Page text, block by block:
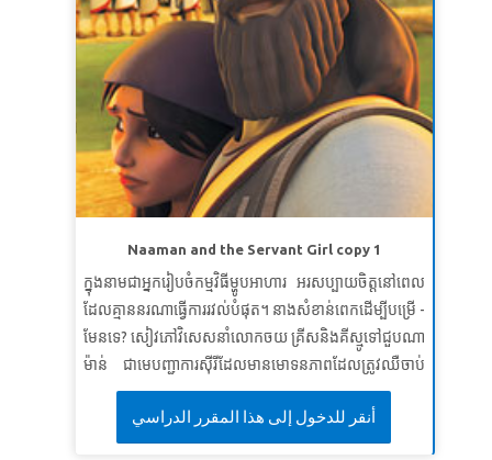
មេរៀនទី ១: បម្រើព្រះនៅថ្ងៃនេះ
សេចក្តីពិតវិសេស៖
ខ្ញុំអាចបម្រើព្រះនៅថ្ងៃនេះ។
ខគម្ពីរវិសេស៖
“ កុំ​ឲ្យ​អ្នក​ណា​មើល​ងាយ​អ្នក ដោយ​ព្រោះ​នៅ​ក្មេង​
នោះ​ឡើយ។ ចូរ​ធ្វើ​ជា​គំរូ​ដល់​ពួក​អ្នក​ជឿ ដោយ​ពាក្យ​សំដី កិរិយា​
ប្រព្រឹត្ត សេចក្ដី​ស្រឡាញ់ សេចក្ដី​ជំនឿ នឹង​សេចក្ដី​បរិសុទ្ធ។
ធីម៉ូថេទី ១ ៤:១២ (អិនអិលធី)
មេរៀនទី ២ : ស្តាប់និងគោរពប្រតិបត្តិតាមព្រះសូសៀង
ស្តាប់បង្គាប់តាមទ្រង់។
ខគម្ពីរវិសេស៖លំដាប់​នោះ ព្រះ​យេហូវ៉ា​ទ្រង់​យាង​មក​ឈរ ហៅ​
ដូច​ជា​ជាន់​មុន​ថា“ សាំយូអែល! នែ​សាំយូអែល​អើយ នោះ​
សាំយូអែល​ទូល​ឆ្លើយ​ថា ៖ «សូម​ទ្រង់​មាន​បន្ទូល​មក​ចុះ ដ្បិត​ទូល​
សាំយូអែលទី ១ ៣:១០
មេរៀនទី ៣: ការថ្វាយខ្លួនដល់ព្រះអម្ចាស់
Naaman and the Servant Girl copy 1
ក្នុងនាមជាអ្នករៀបចំកម្មវិធីម្ហូបអាហារ អរសប្បាយចិត្តនៅពេល
ដែលគ្មាននរណាធ្វើការរវល់បំផុត។ នាងសំខាន់ពេកដើម្បីបម្រើ -
មែនទេ? សៀវភៅវិសេសនាំលោកចយ គ្រីសនិងគីស្មូទៅជួបណា
ម៉ាន់ ជាមេបញ្ជាការស៊ីរីដែលមានមោទនភាពដែលត្រូវឈឺចាប់
ពីរោគឃ្លង់។ សូមមើលពីរបៀបដែលក្មេងស្រីអ្នកបម្រើជនជាតិ
អ៊ីស្រាអែលរាបទាប ផ្តល់ក្តីសង្ឃឹមដល់គាត់ហើយបានឃើញការ
ណែនាំដ៏អាថ៌កំបាំងរបស់អេលីសេ។ កុមាររៀនពីសារៈសំខាន់នៃ
أنقر للدخول إلى هذا المقرر الدراسي